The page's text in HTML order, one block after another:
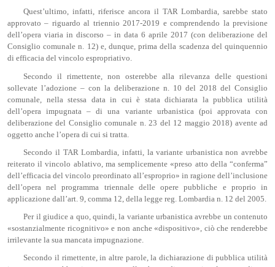
Quest’ultimo, infatti, riferisce ancora il TAR Lombardia, sarebbe stato
approvato – riguardo al triennio 2017-2019 e comprendendo la previsione
dell’opera viaria in discorso – in data 6 aprile 2017 (con deliberazione del
Consiglio comunale n. 12) e, dunque, prima della scadenza del quinquennio
di efficacia del vincolo espropriativo.
Secondo il rimettente, non osterebbe alla rilevanza delle questioni
sollevate l’adozione – con la deliberazione n. 10 del 2018 del Consiglio
comunale, nella stessa data in cui è stata dichiarata la pubblica utilità
dell’opera impugnata – di una variante urbanistica (poi approvata con
deliberazione del Consiglio comunale n. 23 del 12 maggio 2018) avente ad
oggetto anche l’opera di cui si tratta.
Secondo il TAR Lombardia, infatti, la variante urbanistica non avrebbe
reiterato il vincolo ablativo, ma semplicemente «preso atto della “conferma”
dell’efficacia del vincolo preordinato all’esproprio» in ragione dell’inclusione
dell’opera nel programma triennale delle opere pubbliche e proprio in
applicazione dall’art. 9, comma 12, della legge reg. Lombardia n. 12 del 2005.
Per il giudice a quo, quindi, la variante urbanistica avrebbe un contenuto
«sostanzialmente ricognitivo» e non anche «dispositivo», ciò che renderebbe
irrilevante la sua mancata impugnazione.
Secondo il rimettente, in altre parole, la dichiarazione di pubblica utilità